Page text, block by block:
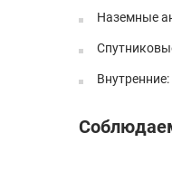
Наземные